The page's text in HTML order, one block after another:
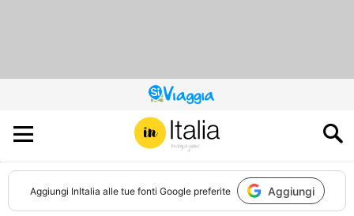
QUESTO
SITO
CONTRIBUISCE
ALL’AUDIENCE
DI
Aggiungi InItalia alle tue fonti Google preferite Aggiungi